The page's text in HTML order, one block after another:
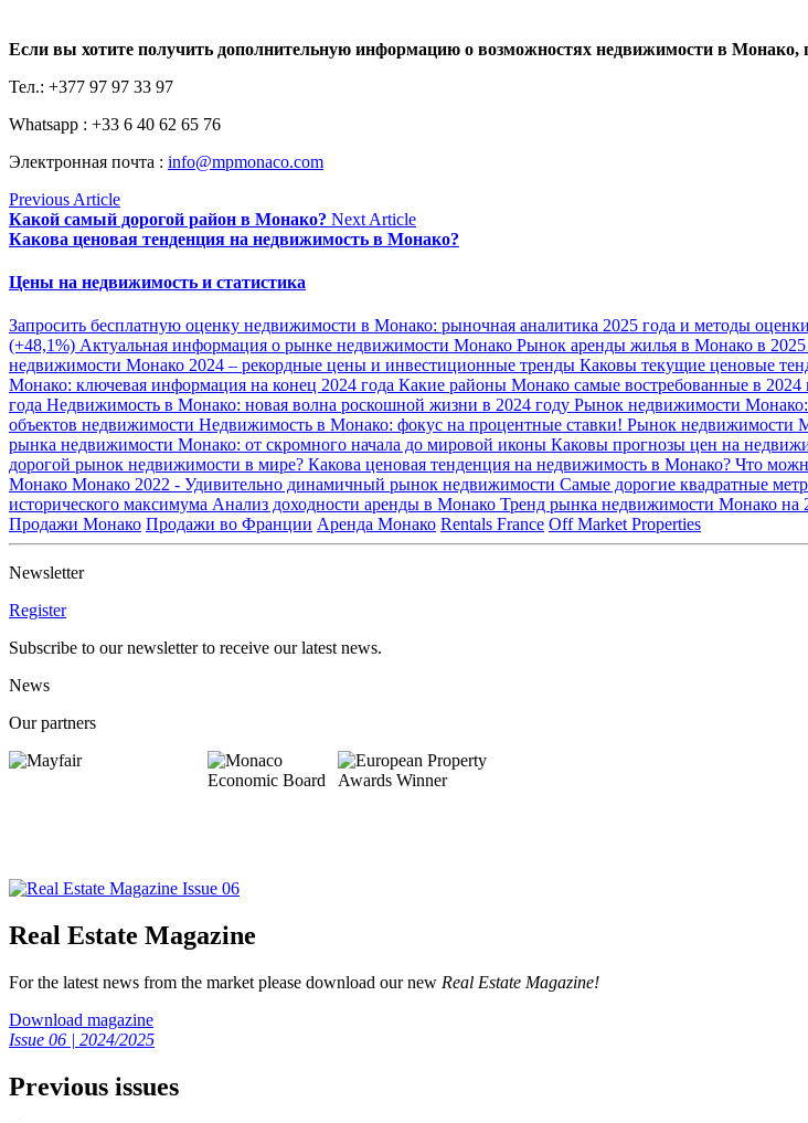
Если вы хотите получить дополнительную информацию о возможностях недвижимости в
Тел.: +377 97 97 33 97
Whatsapp : +33 6 40 62 65 76
Электронная почта : info@mpmonaco.com
Previous Article
Какой самый дорогой район в Монако? Next Article
Какова ценовая тенденция на недвижимость в Монако?
Цены на недвижимость и статистика
Запросить бесплатную оценку недвижимости в Монако: рыночная аналитика 2025 года и методы оценки
(+48,1%) Актуальная информация о рынке недвижимости Монако Рынок аренды жилья в Монако в 2025
недвижимости Монако 2024 – рекордные цены и инвестиционные тренды Каковы текущие ценовые
Монако: ключевая информация на конец 2024 года Какие районы Монако самые востребованные в 2024
года Недвижимость в Монако: новая волна роскошной жизни в 2024 году Рынок недвижимости Монако:
объектов недвижимости Недвижимость в Монако: фокус на процентные ставки! Рынок недвижимости
рынка недвижимости Монако: от скромного начала до мировой иконы Каковы прогнозы цен на
дорогой рынок недвижимости в мире? Какова ценовая тенденция на недвижимость в Монако? Что
Монако Монако 2022 - Удивительно динамичный рынок недвижимости Самые дорогие квадратные
исторического максимума Анализ доходности аренды в Монако Тренд рынка недвижимости Монако на
Продажи Монако Продажи во Франции Аренда Монако Rentals France Off Market Properties
Newsletter
Register
Subscribe to our newsletter to receive our latest news.
News
Our partners
Real Estate Magazine
For the latest news from the market please download our new Real Estate Magazine!
Download magazine
Issue 06 | 2024/2025
Previous issues